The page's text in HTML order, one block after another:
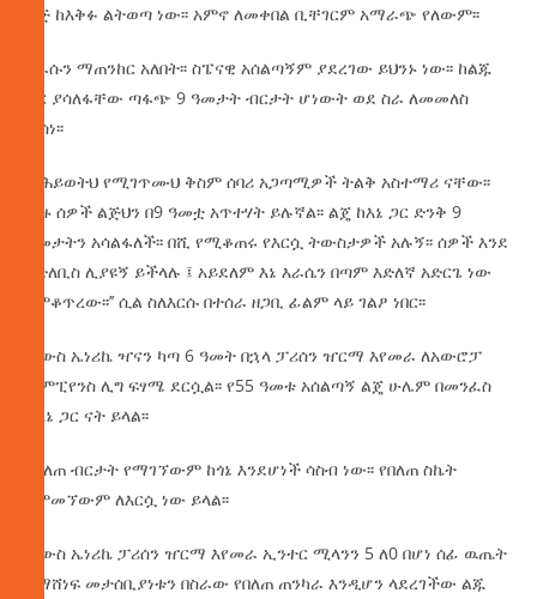
ልጅ ከእቅፉ ልትወጣ ነው፡፡ አምኖ ለመቀበል ቢቸገርም አማራጭ የለውም፡፡
እራሱን ማጠንከር አለበት፡፡ ስፔናዊ አሰልጣኝም ያደረገው ይህንኑ ነው፡፡ ከልጁ
ጋር ያሳለፋቸው ጣፋጭ 9 ዓመታት ብርታት ሆነውት ወደ ስራ ለመመለስ
ወሰነ፡፡
’’በሕይወትህ የሚገጥሙህ ቅስም ሰባሪ አጋጣሚዎች ትልቅ አስተማሪ ናቸው፡፡
ብዙ ሰዎች ልጅህን በ9 ዓመቷ አጥተሃት ይሉኛል፡፡ ልጄ ከእኔ ጋር ድንቅ 9
ዓመታትን አሳልፋለች፡፡ በሺ የሚቆጠሩ የእርሷ ትውስታዎች አሉኝ፡፡ ሰዎች እንደ
እድለቢስ ሊያዩኝ ይችላሉ ፤ አይደለም እኔ እራሴን በጣም እድለኛ አድርጌ ነው
የምቆጥረው፡፡’’ ሲል ስለእርሱ በተሰራ ዘጋቢ ፊልም ላይ ገልፆ ነበር፡፡
ሊውስ ኤነሪኬ ዣናን ካጣ 6 ዓመት በኋላ ፓሪሰን ዠርማ እየመራ ለአውሮፓ
ቻምፒየንስ ሊግ ፍፃሜ ደርሷል፡፡ የ55 ዓመቱ አሰልጣኝ ልጄ ሁሌም በመንፈስ
ከእኔ ጋር ናት ይላል፡፡
የበለጠ ብርታት የማገኘውም ከጎኔ እንደሆነች ሳስብ ነው፡፡ የበለጠ ስኬት
የምመኘውም ለእርሷ ነው ይላል፡፡
ሊውስ ኤነሪኬ ፓሪሰን ዠርማ እየመራ ኢንተር ሚላንን 5 ለ0 በሆነ ሰፊ ዉጤት
በማሸነፍ መታሰቢያነቱን በስራው የበለጠ ጠንካራ እንዲሆን ላደረገችው ልጁ